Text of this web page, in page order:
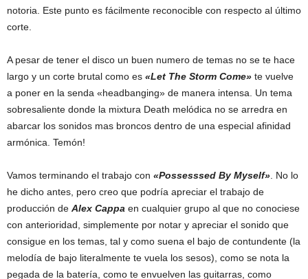
notoria. Este punto es fácilmente reconocible con respecto al último
corte.
A pesar de tener el disco un buen numero de temas no se te hace
largo y un corte brutal como es «Let The Storm Come» te vuelve
a poner en la senda «headbanging» de manera intensa. Un tema
sobresaliente donde la mixtura Death melódica no se arredra en
abarcar los sonidos mas broncos dentro de una especial afinidad
armónica. Temón!
Vamos terminando el trabajo con «Possesssed By Myself» . No lo
he dicho antes, pero creo que podría apreciar el trabajo de
producción de Alex Cappa en cualquier grupo al que no conociese
con anterioridad, simplemente por notar y apreciar el sonido que
consigue en los temas, tal y como suena el bajo de contundente (la
melodía de bajo literalmente te vuela los sesos), como se nota la
pegada de la batería, como te envuelven las guitarras, como